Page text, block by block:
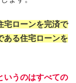
宅ローンを完済で
ある住宅ローンを
いうのはすべての